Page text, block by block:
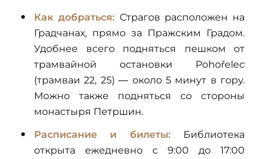
Как добраться:Страгов расположен на
Градчанах, прямо за Пражским Градом.
Удобнее всего подняться пешком от
трамвайной остановки Pohořelec
(трамваи 22, 25) — около 5 минут в гору.
Можно также подняться со стороны
монастыря Петршин.
Расписание и билеты:Библиотека
открыта ежедневно с 9:00 до 17:00